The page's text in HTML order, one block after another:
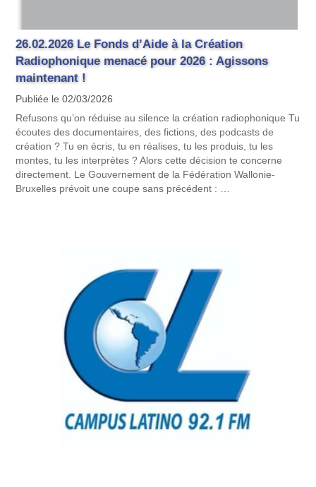
26.02.2026 Le Fonds d’Aide à la Création
Radiophonique menacé pour 2026 : Agissons
maintenant !
Publiée le 02/03/2026
Refusons qu’on réduise au silence la création radiophonique Tu
écoutes des documentaires, des fictions, des podcasts de
création ? Tu en écris, tu en réalises, tu les produis, tu les
montes, tu les interprètes ? Alors cette décision te concerne
directement. Le Gouvernement de la Fédération Wallonie-
Bruxelles prévoit une coupe sans précédent : …